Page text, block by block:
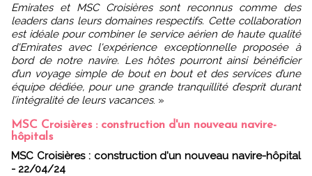
Emirates et MSC Croisières sont reconnus comme des
leaders dans leurs domaines respectifs. Cette collaboration
est idéale pour combiner le service aérien de haute qualité
d'Emirates avec l'expérience exceptionnelle proposée à
bord de notre navire. Les hôtes pourront ainsi bénéficier
d’un voyage simple de bout en bout et des services d’une
équipe dédiée, pour une grande tranquillité d’esprit durant
l’intégralité de leurs vacances. »
MSC Croisières : construction d'un nouveau navire-
hôpitals
MSC Croisières : construction d'un nouveau navire-hôpital
- 22/04/24